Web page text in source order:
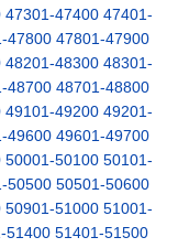
47301-47400 47401-
47800 47801-47900
48201-48300 48301-
48700 48701-48800
49101-49200 49201-
49600 49601-49700
50001-50100 50101-
50500 50501-50600
50901-51000 51001-
51400 51401-51500